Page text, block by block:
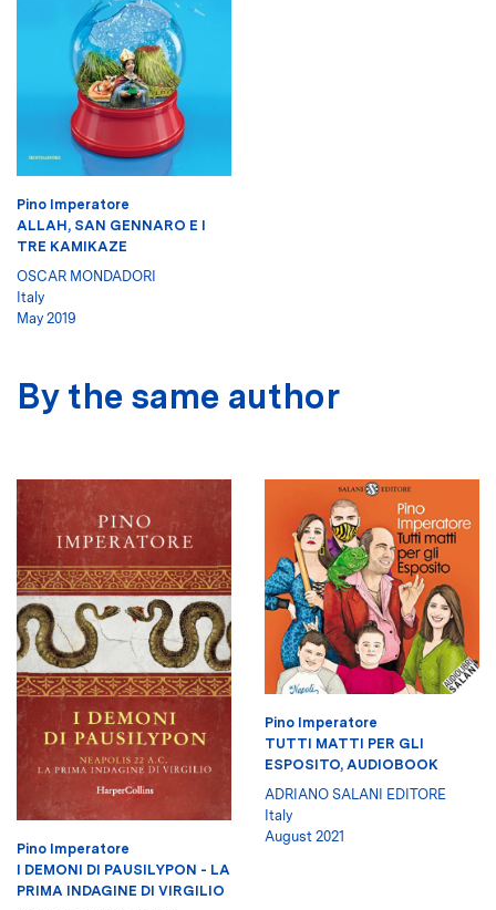
Pino Imperatore
ALLAH, SAN GENNARO E I
TRE KAMIKAZE
OSCAR MONDADORI
Italy
May 2019
By the same author
Pino Imperatore
I DEMONI DI PAUSILYPON - LA
PRIMA INDAGINE DI VIRGILIO
Pino Imperatore
TUTTI MATTI PER GLI
ESPOSITO, AUDIOBOOK
ADRIANO SALANI EDITORE
Italy
August 2021